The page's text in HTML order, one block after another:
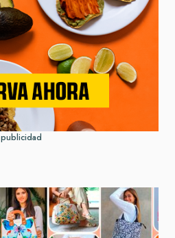
publicidad